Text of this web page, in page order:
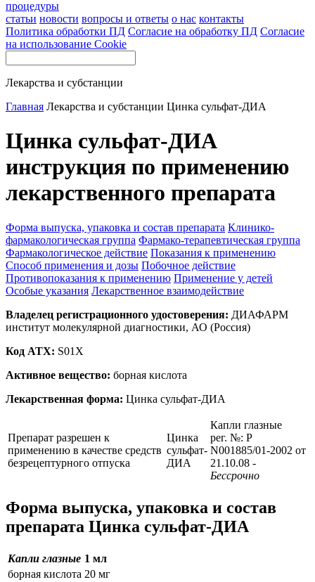
процедуры
статьи новости вопросы и ответы о нас контакты
Политика обработки ПД Согласие на обработку ПД Согласие
на использование Cookie
Лекарства и субстанции
Главная Лекарства и субстанции Цинка сульфат-ДИА
Цинка сульфат-ДИА
инструкция по применению
лекарственного препарата
Форма выпуска, упаковка и состав препарата Клинико-
фармакологическая группа Фармако-терапевтическая группа
Фармакологическое действие Показания к применению
Способ применения и дозы Побочное действие
Противопоказания к применению Применение у детей
Особые указания Лекарственное взаимодействие
Владелец регистрационного удостоверения: ДИАФАРМ
институт молекулярной диагностики, АО (Россия)
Код ATX: S01X
Активное вещество: борная кислота
Лекарственная форма: Цинка сульфат-ДИА
Препарат разрешен к
применению в качестве средств
безрецептурного отпуска
Цинка
сульфат-
ДИА
Капли глазные
рег. №: P
N001885/01-2002 от
21.10.08 -
Бессрочно
Форма выпуска, упаковка и состав
препарата Цинка сульфат-ДИА
Капли глазные 1 мл
борная кислота 20 мг